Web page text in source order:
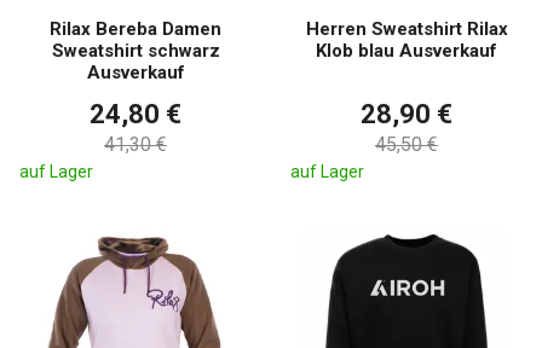
Rilax Bereba Damen
Sweatshirt schwarz
Ausverkauf
24,80 €
41,30 €
auf Lager
Herren Sweatshirt Rilax
Klob blau Ausverkauf
28,90 €
45,50 €
auf Lager